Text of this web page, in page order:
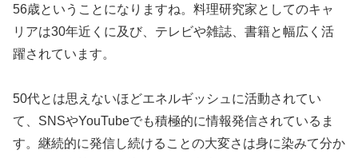
56歳ということになりますね。料理研究家としてのキャ
リアは30年近くに及び、テレビや雑誌、書籍と幅広く活
躍されています。
50代とは思えないほどエネルギッシュに活動されてい
て、SNSやYouTubeでも積極的に情報発信されているま
す。継続的に発信し続けることの大変さは身に染みて分か